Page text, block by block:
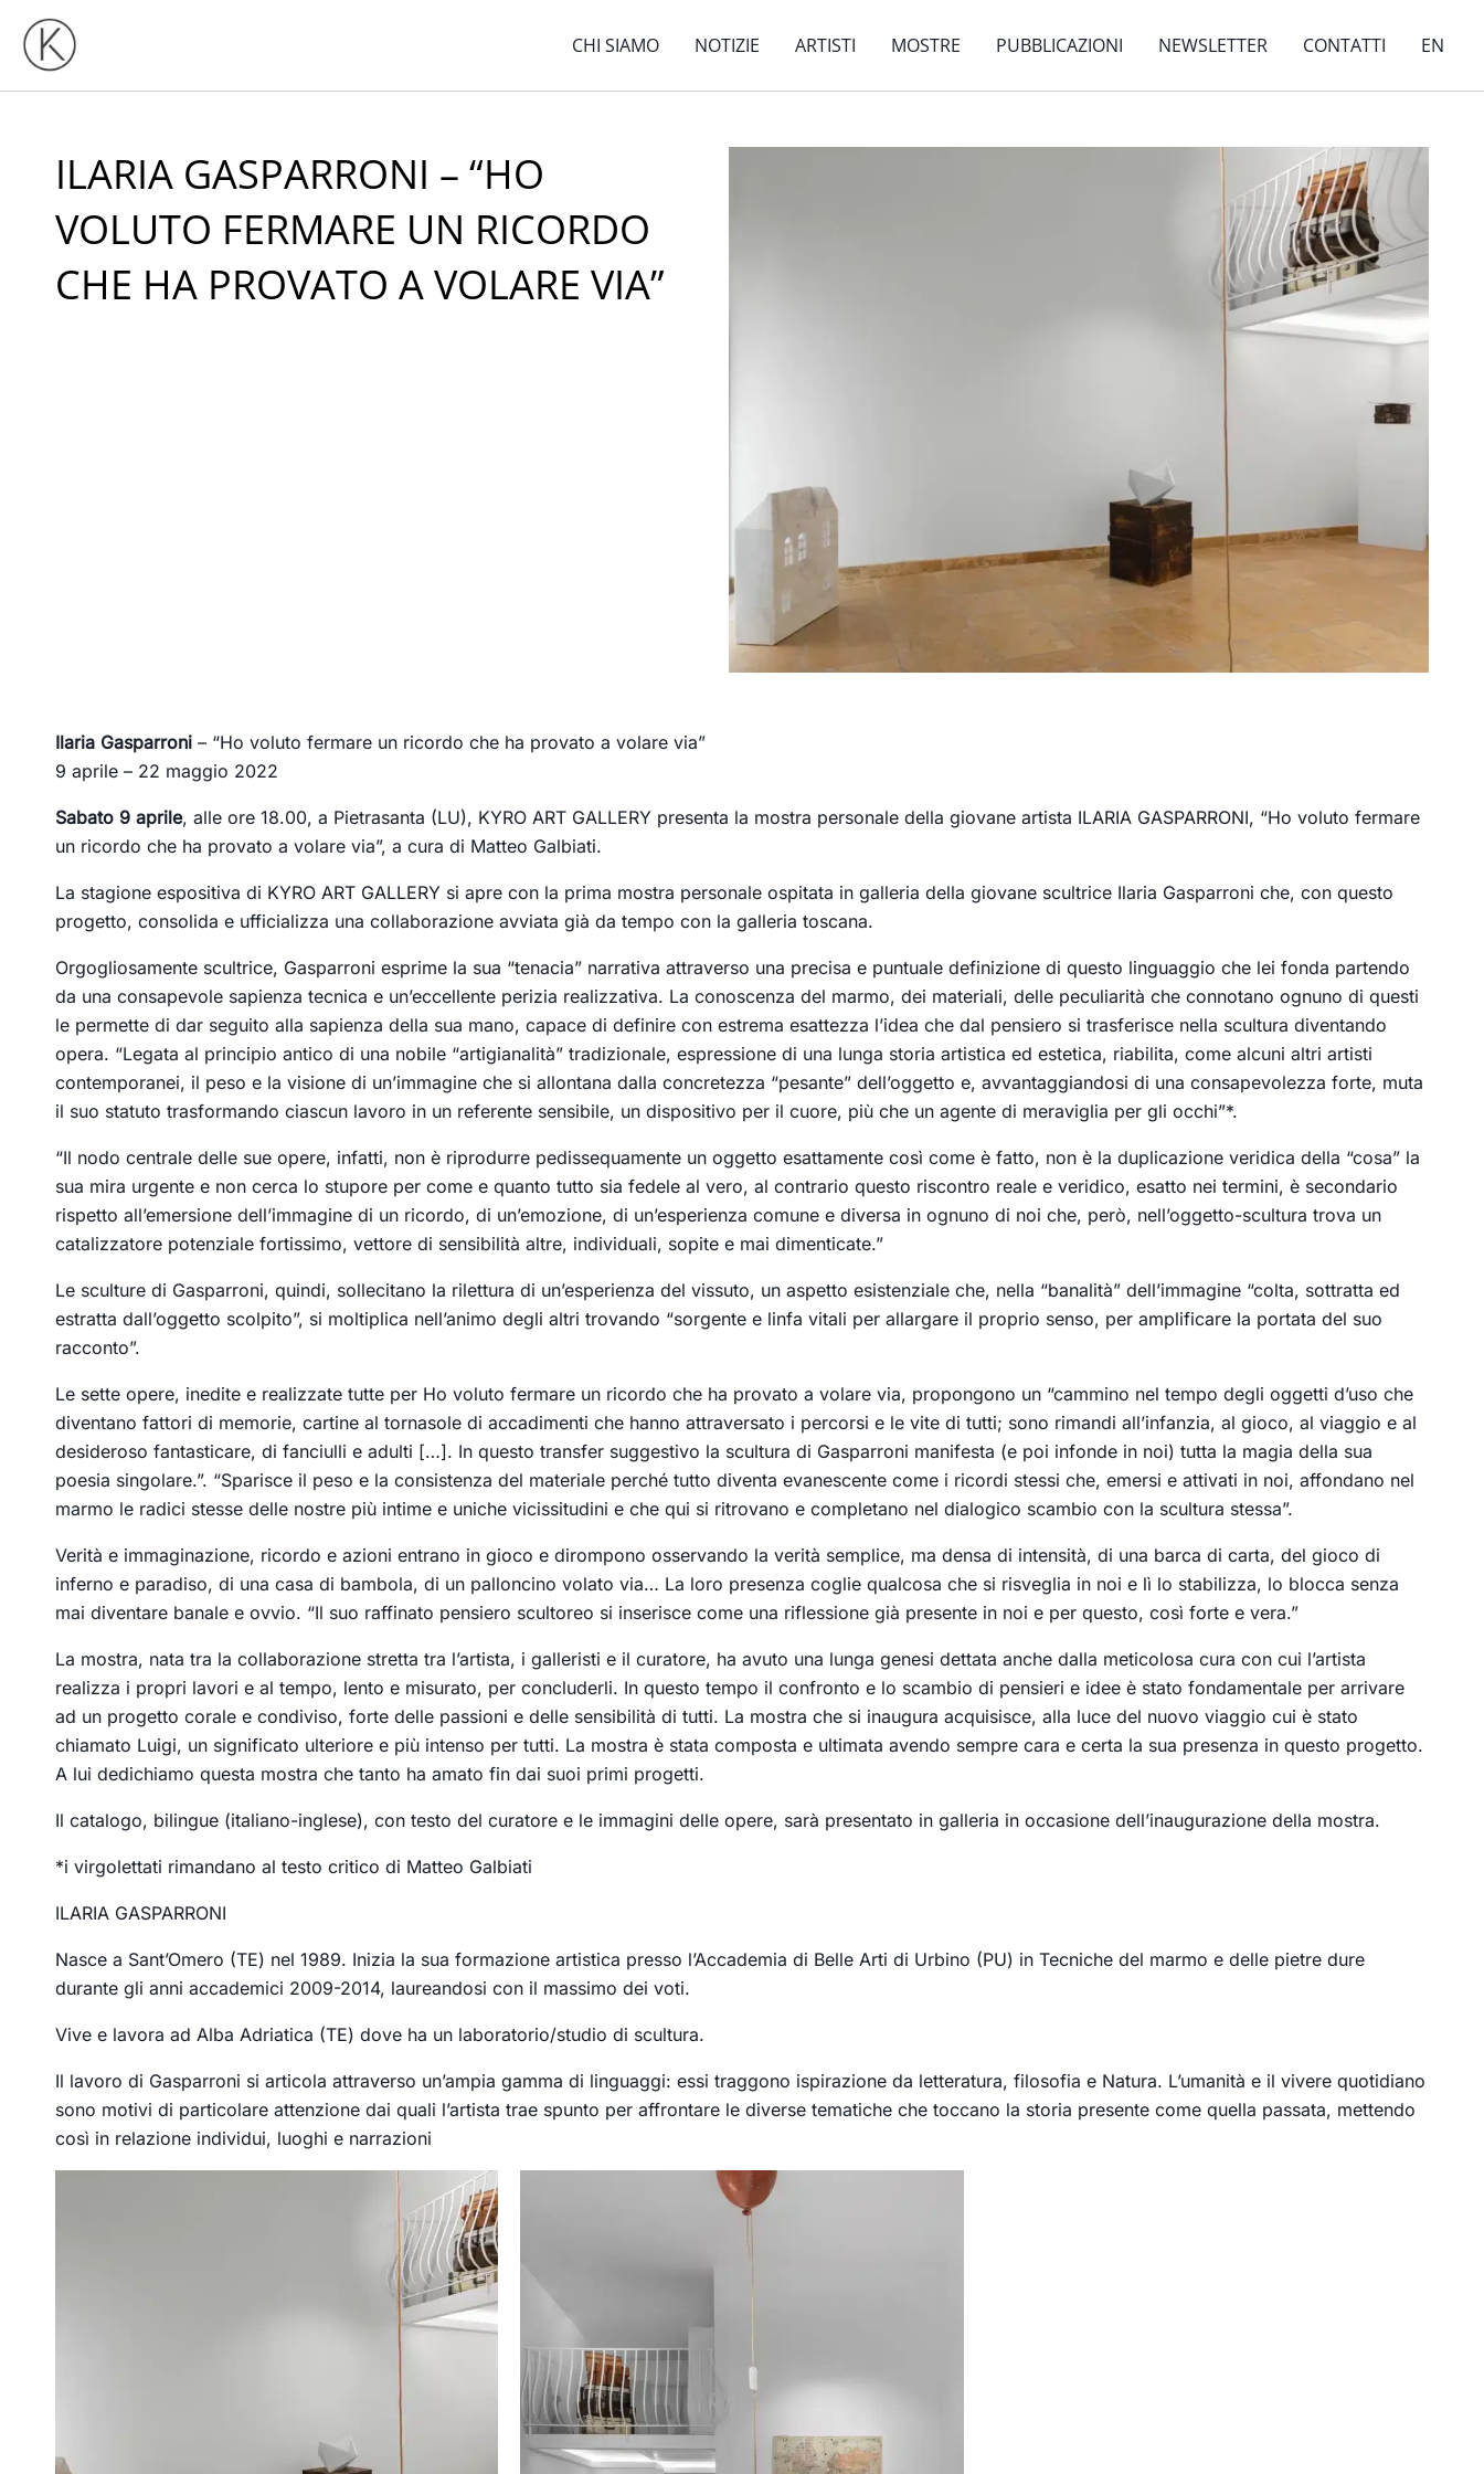
contenuto
CHI SIAMO NOTIZIE ARTISTI MOSTRE PUBBLICAZIONI NEWSLETTER CONTATTI EN
ILARIA GASPARRONI – “HO
VOLUTO FERMARE UN RICORDO
CHE HA PROVATO A VOLARE VIA”
Ilaria Gasparroni – “Ho voluto fermare un ricordo che ha provato a volare via”
9 aprile – 22 maggio 2022
Sabato 9 aprile, alle ore 18.00, a Pietrasanta (LU), KYRO ART GALLERY presenta la mostra personale della giovane artista ILARIA GASPARRONI, “Ho voluto fermare
un ricordo che ha provato a volare via”, a cura di Matteo Galbiati.
La stagione espositiva di KYRO ART GALLERY si apre con la prima mostra personale ospitata in galleria della giovane scultrice Ilaria Gasparroni che, con questo
progetto, consolida e ufficializza una collaborazione avviata già da tempo con la galleria toscana.
Orgogliosamente scultrice, Gasparroni esprime la sua “tenacia” narrativa attraverso una precisa e puntuale definizione di questo linguaggio che lei fonda partendo
da una consapevole sapienza tecnica e un’eccellente perizia realizzativa. La conoscenza del marmo, dei materiali, delle peculiarità che connotano ognuno di questi
le permette di dar seguito alla sapienza della sua mano, capace di definire con estrema esattezza l’idea che dal pensiero si trasferisce nella scultura diventando
opera. “Legata al principio antico di una nobile “artigianalità” tradizionale, espressione di una lunga storia artistica ed estetica, riabilita, come alcuni altri artisti
contemporanei, il peso e la visione di un’immagine che si allontana dalla concretezza “pesante” dell’oggetto e, avvantaggiandosi di una consapevolezza forte, muta
il suo statuto trasformando ciascun lavoro in un referente sensibile, un dispositivo per il cuore, più che un agente di meraviglia per gli occhi”*.
“Il nodo centrale delle sue opere, infatti, non è riprodurre pedissequamente un oggetto esattamente così come è fatto, non è la duplicazione veridica della “cosa” la
sua mira urgente e non cerca lo stupore per come e quanto tutto sia fedele al vero, al contrario questo riscontro reale e veridico, esatto nei termini, è secondario
rispetto all’emersione dell’immagine di un ricordo, di un’emozione, di un’esperienza comune e diversa in ognuno di noi che, però, nell’oggetto-scultura trova un
catalizzatore potenziale fortissimo, vettore di sensibilità altre, individuali, sopite e mai dimenticate.”
Le sculture di Gasparroni, quindi, sollecitano la rilettura di un’esperienza del vissuto, un aspetto esistenziale che, nella “banalità” dell’immagine “colta, sottratta ed
estratta dall’oggetto scolpito”, si moltiplica nell’animo degli altri trovando “sorgente e linfa vitali per allargare il proprio senso, per amplificare la portata del suo
racconto”.
Le sette opere, inedite e realizzate tutte per Ho voluto fermare un ricordo che ha provato a volare via, propongono un “cammino nel tempo degli oggetti d’uso che
diventano fattori di memorie, cartine al tornasole di accadimenti che hanno attraversato i percorsi e le vite di tutti; sono rimandi all’infanzia, al gioco, al viaggio e al
desideroso fantasticare, di fanciulli e adulti […]. In questo transfer suggestivo la scultura di Gasparroni manifesta (e poi infonde in noi) tutta la magia della sua
poesia singolare.”. “Sparisce il peso e la consistenza del materiale perché tutto diventa evanescente come i ricordi stessi che, emersi e attivati in noi, affondano nel
marmo le radici stesse delle nostre più intime e uniche vicissitudini e che qui si ritrovano e completano nel dialogico scambio con la scultura stessa”.
Verità e immaginazione, ricordo e azioni entrano in gioco e dirompono osservando la verità semplice, ma densa di intensità, di una barca di carta, del gioco di
inferno e paradiso, di una casa di bambola, di un palloncino volato via… La loro presenza coglie qualcosa che si risveglia in noi e lì lo stabilizza, lo blocca senza
mai diventare banale e ovvio. “Il suo raffinato pensiero scultoreo si inserisce come una riflessione già presente in noi e per questo, così forte e vera.”
La mostra, nata tra la collaborazione stretta tra l’artista, i galleristi e il curatore, ha avuto una lunga genesi dettata anche dalla meticolosa cura con cui l’artista
realizza i propri lavori e al tempo, lento e misurato, per concluderli. In questo tempo il confronto e lo scambio di pensieri e idee è stato fondamentale per arrivare
ad un progetto corale e condiviso, forte delle passioni e delle sensibilità di tutti. La mostra che si inaugura acquisisce, alla luce del nuovo viaggio cui è stato
chiamato Luigi, un significato ulteriore e più intenso per tutti. La mostra è stata composta e ultimata avendo sempre cara e certa la sua presenza in questo progetto.
A lui dedichiamo questa mostra che tanto ha amato fin dai suoi primi progetti.
Il catalogo, bilingue (italiano-inglese), con testo del curatore e le immagini delle opere, sarà presentato in galleria in occasione dell’inaugurazione della mostra.
*i virgolettati rimandano al testo critico di Matteo Galbiati
ILARIA GASPARRONI
Nasce a Sant’Omero (TE) nel 1989. Inizia la sua formazione artistica presso l’Accademia di Belle Arti di Urbino (PU) in Tecniche del marmo e delle pietre dure
durante gli anni accademici 2009-2014, laureandosi con il massimo dei voti.
Vive e lavora ad Alba Adriatica (TE) dove ha un laboratorio/studio di scultura.
Il lavoro di Gasparroni si articola attraverso un’ampia gamma di linguaggi: essi traggono ispirazione da letteratura, filosofia e Natura. L’umanità e il vivere quotidiano
sono motivi di particolare attenzione dai quali l’artista trae spunto per affrontare le diverse tematiche che toccano la storia presente come quella passata, mettendo
così in relazione individui, luoghi e narrazioni